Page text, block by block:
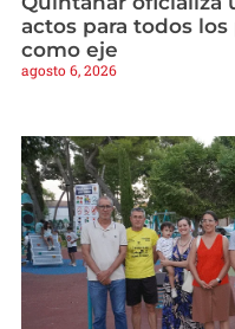
actos para todos
como eje
agosto 6, 2026